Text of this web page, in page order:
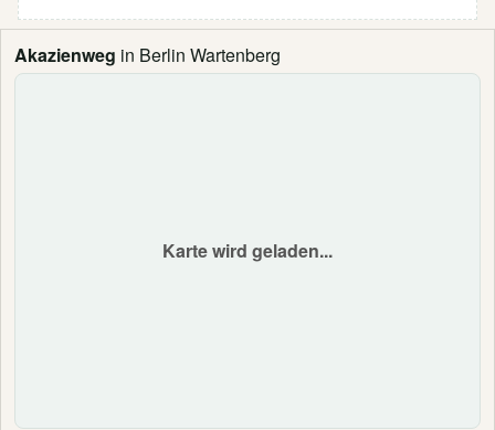
Akazienweg in Berlin Wartenberg
Karte wird geladen...